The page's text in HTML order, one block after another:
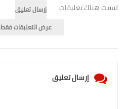
ليست هناك تعليقات
إرسال تعليق
عرض التعليقات فقط
إرسال تعليق